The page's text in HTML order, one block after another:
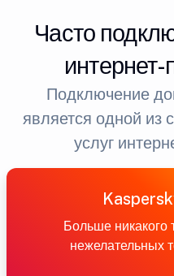
Часто
Подключение
является одной из
услуг
Больше никакого
нежелательных